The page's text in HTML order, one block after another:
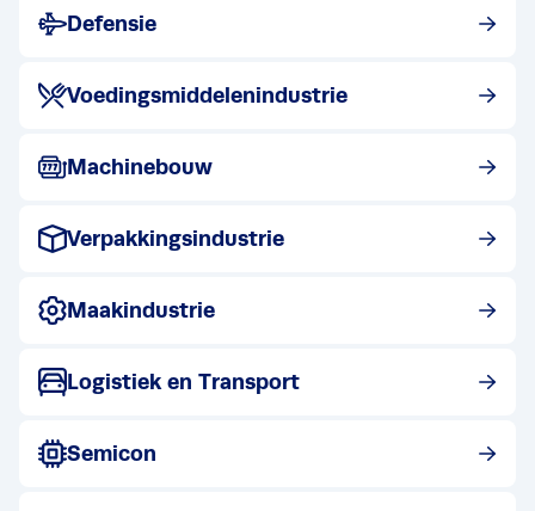
Defensie
Voedingsmiddelenindustrie
Machinebouw
Verpakkingsindustrie
Bekijk post
Maakindustrie
Bekijk post
Logistiek en Transport
Bekijk post
Semicon
Bekijk post